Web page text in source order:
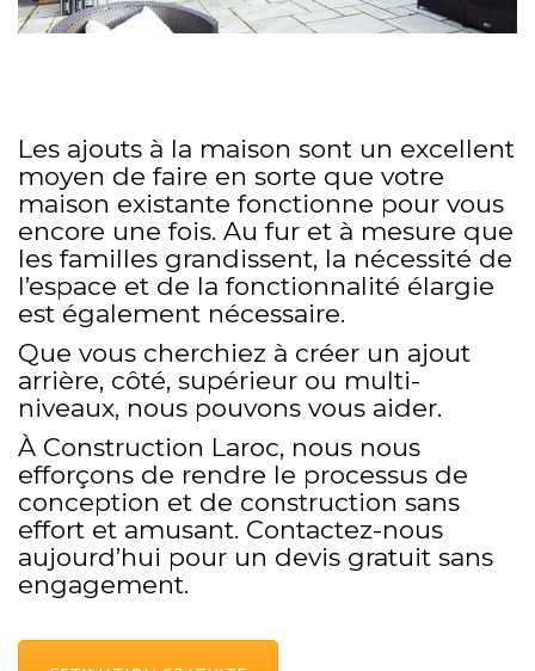
Les ajouts à la maison sont un excellent
moyen de faire en sorte que votre
maison existante fonctionne pour vous
encore une fois. Au fur et à mesure que
les familles grandissent, la nécessité de
l’espace et de la fonctionnalité élargie
est également nécessaire.
Que vous cherchiez à créer un ajout
arrière, côté, supérieur ou multi-
niveaux, nous pouvons vous aider.
À Construction Laroc, nous nous
efforçons de rendre le processus de
conception et de construction sans
effort et amusant. Contactez-nous
aujourd’hui pour un devis gratuit sans
engagement.